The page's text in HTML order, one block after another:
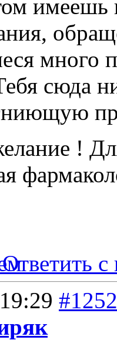
имеешь
много
сюда
!
с
19:29